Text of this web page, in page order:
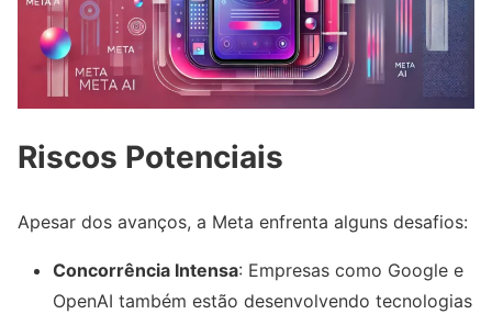
Riscos Potenciais
Apesar dos avanços, a Meta enfrenta alguns desafios:
Concorrência Intensa: Empresas como Google e
OpenAI também estão desenvolvendo tecnologias